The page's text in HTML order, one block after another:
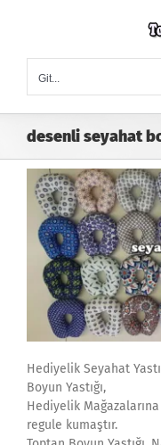
Git...
desenli seyahat
Hediyelik Seyahat
Boyun Yastığı,
Hediyelik Mağazalarına
regule kumaştır.